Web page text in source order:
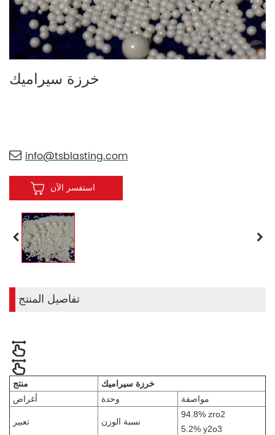
خرزة سيراميك
info@tsblasting.com
استفسر الآن
تفاصيل المنتج
منتج
خرزة سيراميك
أغراض
وحدة مواصفة
تعبير نسبة الوزن
94.8% zro2
5.2% y2o3